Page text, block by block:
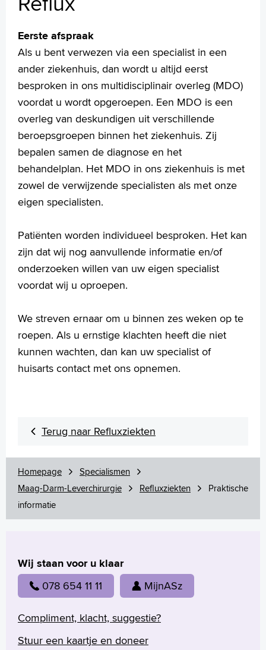
MijnASz
Verwijzers
Wetenschappelijk onderzoek
Tekstgrootte A
Voorleesfunctie
English
Français
Polski
Türkçe
Eerste afspraak
Als u bent verwezen via een specialist in een
ander ziekenhuis, dan wordt u altijd eerst
besproken in ons multidisciplinair overleg (MDO)
voordat u wordt opgeroepen. Een MDO is een
overleg van deskundigen uit verschillende
beroepsgroepen binnen het ziekenhuis. Zij
bepalen samen de diagnose en het
behandelplan. Het MDO in ons ziekenhuis is met
zowel de verwijzende specialisten als met onze
eigen specialisten.
Patiënten worden individueel besproken. Het kan
zijn dat wij nog aanvullende informatie en/of
onderzoeken willen van uw eigen specialist
voordat wij u oproepen.
We streven ernaar om u binnen zes weken op te
roepen. Als u ernstige klachten heeft die niet
kunnen wachten, dan kan uw specialist of
huisarts contact met ons opnemen.
Terug naar Refluxziekten
Homepage
Specialismen
Maag-Darm-Leverchirurgie
Refluxziekten
Praktische
informatie
Wij staan voor u klaar
078 654 11 11 MijnASz
Compliment, klacht, suggestie?
Stuur een kaartje en doneer